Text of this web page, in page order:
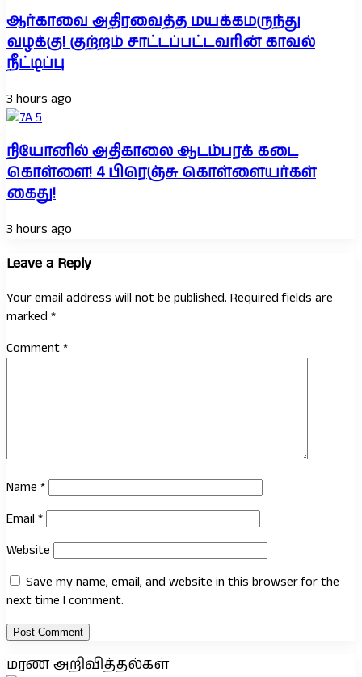
ஆர்காவை அதிரவைத்த மயக்கமருந்து
வழக்கு! குற்றம் சாட்டப்பட்டவரின் காவல்
நீட்டிப்பு
3 hours ago
நியோனில் அதிகாலை ஆடம்பரக் கடை
கொள்ளை! 4 பிரெஞ்சு கொள்ளையர்கள்
கைது!
3 hours ago
Leave a Reply
Your email address will not be published. Required fields are
marked *
Comment*
Name *
Email *
Website
Save my name, email, and website in this browser for the
next time I comment.
மரண அறிவித்தல்கள்